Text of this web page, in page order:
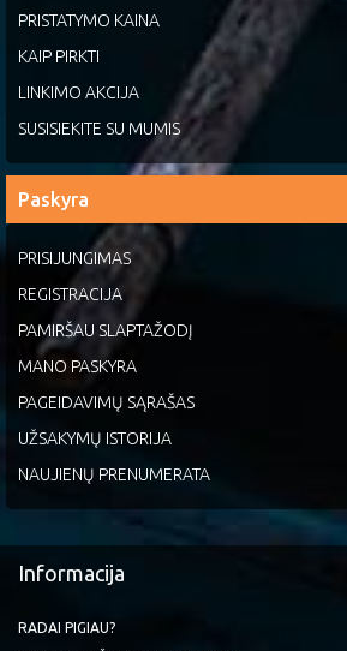
PRISTATYMO KAINA
KAIP PIRKTI
LINKIMO AKCIJA
SUSISIEKITE SU MUMIS
Paskyra
PRISIJUNGIMAS
REGISTRACIJA
PAMIRŠAU SLAPTAŽODĮ
MANO PASKYRA
PAGEIDAVIMŲ SĄRAŠAS
UŽSAKYMŲ ISTORIJA
NAUJIENŲ PRENUMERATA
Informacija
RADAI PIGIAU?